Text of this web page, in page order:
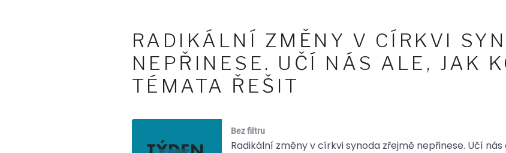
RADIKÁLNÍ ZMĚNY V CÍRKVI
NEPŘINESE. UČÍ NÁS ALE, JAK
TÉMATA ŘEŠIT
Bez filtru
Radikální změny v církvi synoda zřejmě nepřinese. Učí